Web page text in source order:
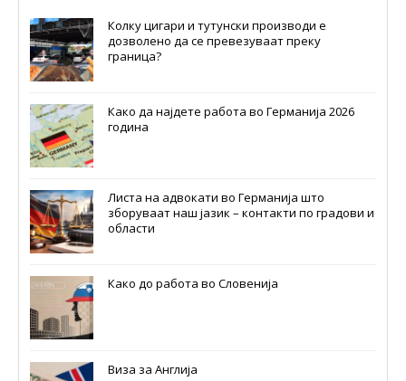
Колку цигари и тутунски производи е
дозволено да се превезуваат преку
граница?
Како да најдете работа во Германија 2026
година
Листа на адвокати во Германија што
зборуваат наш јазик – контакти по градови и
области
Како до работа во Словенија
Виза за Англија